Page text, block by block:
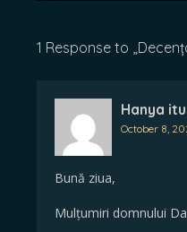
1 Response to
Hanya itu
October 8,
Bună ziua,
Mulțumiri domnului